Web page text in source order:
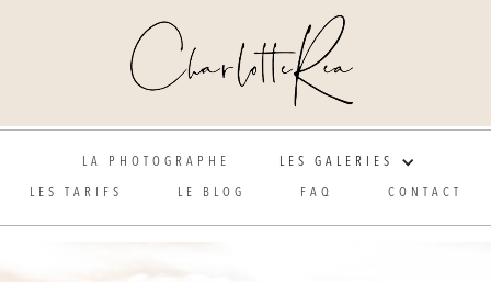
LA PHOTOGRAPHE LES GALERIES
LES TARIFS LE BLOG FAQ CONTACT